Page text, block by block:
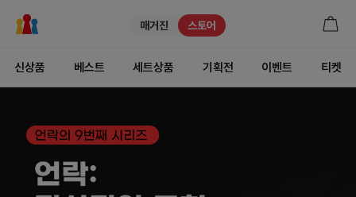
매거진 스토어
신상품 베스트 세트상품 기획전 이벤트 티켓